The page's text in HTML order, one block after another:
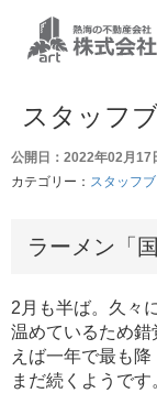
スタッフ
公開日：2022年02月17
カテゴリー： スタッフ
ラーメン「
2月も半ば。久々
温めているため
えば一年で最も
まだ続くようで